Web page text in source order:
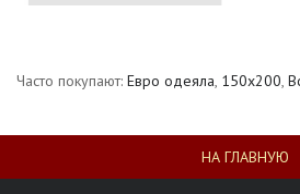
Часто покупают: Евро одеяла, 150х200,
НА ГЛАВНУЮ